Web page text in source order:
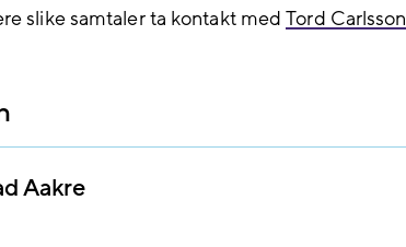
slike samtaler ta kontakt medTord Carlsson
Aakre